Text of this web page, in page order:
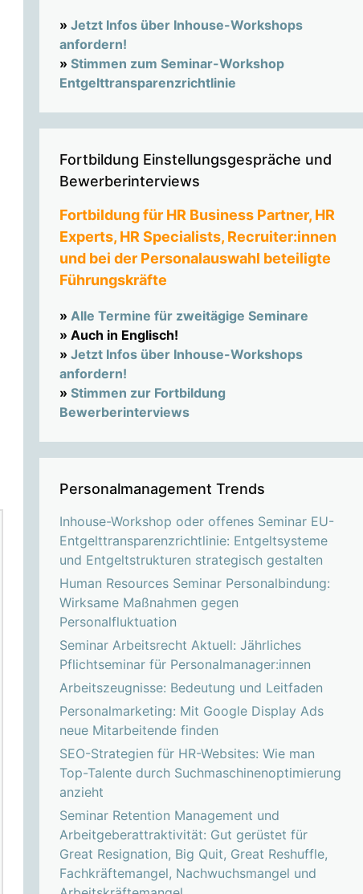
» Jetzt Infos über Inhouse-Workshops
anfordern!
» Stimmen zum Seminar-Workshop
Entgelttransparenzrichtlinie
Fortbildung Einstellungsgespräche und
Bewerberinterviews
Fortbildung für HR Business Partner, HR
Experts, HR Specialists, Recruiter:innen
und bei der Personalauswahl beteiligte
Führungskräfte
» Alle Termine für zweitägige Seminare
» Auch in Englisch!
» Jetzt Infos über Inhouse-Workshops
anfordern!
» Stimmen zur Fortbildung
Bewerberinterviews
Personalmanagement Trends
Inhouse-Workshop oder offenes Seminar EU-
Entgelttransparenzrichtlinie: Entgeltsysteme
und Entgeltstrukturen strategisch gestalten
Human Resources Seminar Personalbindung:
Wirksame Maßnahmen gegen
Personalfluktuation
Seminar Arbeitsrecht Aktuell: Jährliches
Pflichtseminar für Personalmanager:innen
Arbeitszeugnisse: Bedeutung und Leitfaden
Personalmarketing: Mit Google Display Ads
neue Mitarbeitende finden
SEO-Strategien für HR-Websites: Wie man
Top-Talente durch Suchmaschinenoptimierung
anzieht
Seminar Retention Management und
Arbeitgeberattraktivität: Gut gerüstet für
Great Resignation, Big Quit, Great Reshuffle,
Fachkräftemangel, Nachwuchsmangel und